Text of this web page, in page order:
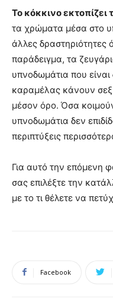
Το κόκκινο εκτοπίζει
τα χρώματα μέσα στο
άλλες δραστηριότητες
παράδειγμα, τα
υπνοδωμάτια που
καραμέλας κάνουν
μέσον όρο. Όσα
υπνοδωμάτια δεν
περιπτύξεις
Για αυτό την επόμενη
σας επιλέξτε την
με το τι θέλετε να
Facebook